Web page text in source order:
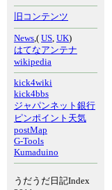
旧コンテンツ
News,( US, UK)
はてなアンテナ
wikipedia
kick4wiki
kick4bbs
ジャパンネット銀行
ピンポイント天気
postMap
G-Tools
Kumaduino
うだうだ日記Index